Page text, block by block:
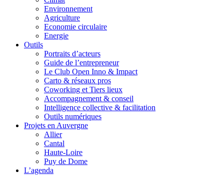
Environnement
Agriculture
Economie circulaire
Energie
Outils
Portraits d’acteurs
Guide de l’entrepreneur
Le Club Open Inno & Impact
Carto & réseaux pros
Coworking et Tiers lieux
Accompagnement & conseil
Intelligence collective & facilitation
Outils numériques
Projets en Auvergne
Allier
Cantal
Haute-Loire
Puy de Dome
L’agenda